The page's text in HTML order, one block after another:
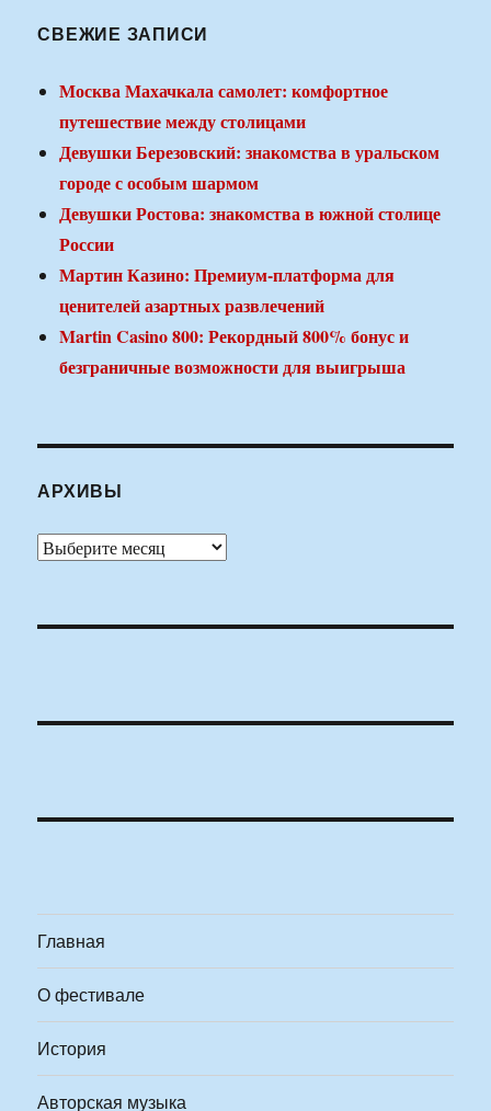
СВЕЖИЕ ЗАПИСИ
Москва Махачкала самолет: комфортное
путешествие между столицами
Девушки Березовский: знакомства в уральском
городе с особым шармом
Девушки Ростова: знакомства в южной столице
России
Мартин Казино: Премиум-платформа для
ценителей азартных развлечений
Martin Casino 800: Рекордный 800% бонус и
безграничные возможности для выигрыша
АРХИВЫ
Архивы
Главная
О фестивале
История
Авторская музыка